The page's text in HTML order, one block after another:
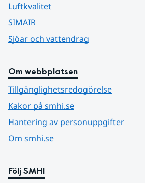
Luftkvalitet
SIMAIR
Sjöar och vattendrag
Om webbplatsen
Tillgänglighetsredogörelse
Kakor på smhi.se
Hantering av personuppgifter
Om smhi.se
Följ SMHI